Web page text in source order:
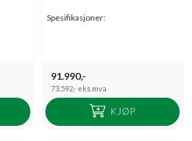
Spesifikasjoner:
91.990,-
73.592,- eks.mva
KJØP